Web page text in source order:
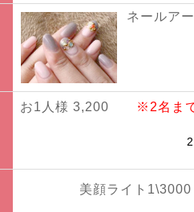
ネールア
お1人様 3,200 ※2名ま
美顔ライト1\3000